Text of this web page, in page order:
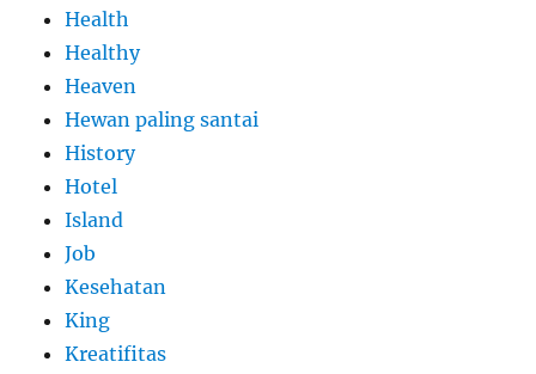
Health
Healthy
Heaven
Hewan paling santai
History
Hotel
Island
Job
Kesehatan
King
Kreatifitas